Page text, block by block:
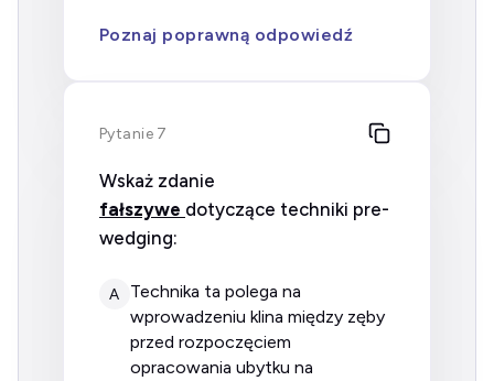
Poznaj poprawną odpowiedź
Pytanie 7
Wskaż zdanie
fałszywe dotyczące techniki pre-
wedging:
A
technika ta polega na
wprowadzeniu klina między zęby
przed rozpoczęciem
opracowania ubytku na